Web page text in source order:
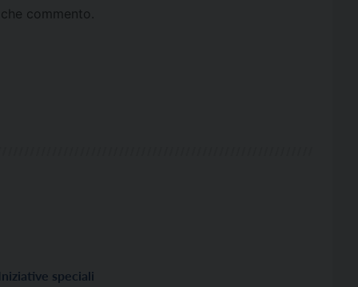
commento.
Iniziative speciali